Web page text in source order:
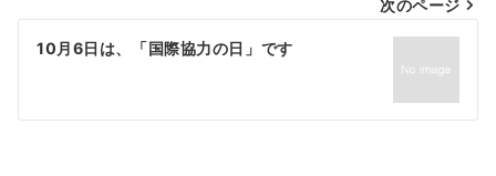
ビ
ゲ
シ
次のページ
10月6日は、「国際協力の日」です